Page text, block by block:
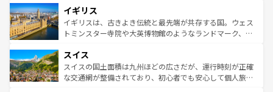
いる。シャンパンの発祥地であるランス、プロヴァンスの
香り高いラベンダー畑など、多彩な楽しみ方が可能だ。さ
らに、パリ以外の地域にも魅力が溢れており、どの街角に
れる地方に足を運ぶとそれぞれで全く異なる文化を体験で
きるだろう。 なお、新着のフランス情報はコンテンツ一覧
を参照してほしい。
顔を持つこの国は、どこを歩いても飽きることがない。ベ
ルリンの文化的活気、バイエルン州のアルプスの絶景、そ
してライン川沿いのワイン畑といった風景は必見。ビール
は、お酒好きな人にはぜひ体験してほしい。 なお、新着の
ドイツ情報はコンテンツ一覧を参照してほしい。
イギリス
イギリスは、古きよき伝統と最先端が共存する国。ウェス
トミンスター寺院や大英博物館のようなランドマーク、歴
リアごとに異なる魅力がある。また、優雅なアフタヌーン
ティー、ビール好きにはたまらない英国パブ、サッカー観
戦など、本場だからこそできる体験も豊富。イギリスを旅
スイス
スイスの国土面積は九州ほどの広さだが、運行時刻が正確
な交通網が整備されており、初心者でも安心して個人旅行